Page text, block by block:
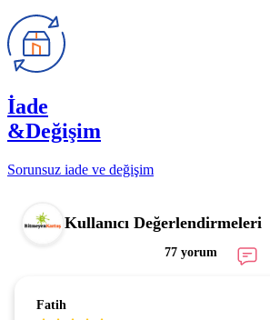
İade
&Değişim
Sorunsuz iade ve değişim
Kullanıcı Değerlendirmeleri
77 yorum
Fatih